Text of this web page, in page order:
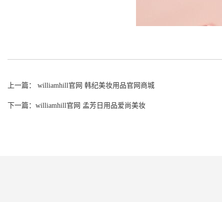
上一篇： williamhill官网 韩纪美妆用品官网商城
下一篇：williamhill官网 孟芳日用品爱尚美妆